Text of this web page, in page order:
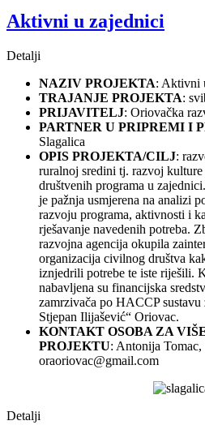
Aktivni u zajednici
Detalji
NAZIV PROJEKTA: Aktivni
TRAJANJE PROJEKTA:
PRIJAVITELJ: Oriovačka
PARTNER U PRIPREMI I
Slagalica
OPIS PROJEKTA/CILJ:
ruralnoj sredini tj. razvoj kulture
društvenih programa u
je pažnja usmjerena na analizi
razvoju programa, aktivnosti i
rješavanje navedenih potreba.
razvojna agencija okupila
organizacija civilnog društva
iznjedrili potrebe te iste riješili.
nabavljena su financijska
zamrzivača po HACCP
Stjepan Ilijašević“ Oriovac.
KONTAKT OSOBA ZA
PROJEKTU: Antonija Tomac,
oraoriovac@gmail.com
Detalji